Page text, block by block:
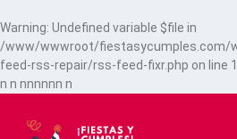
Warning: Undefined variable $file in
/www/wwwroot/fiestasycumples.com/
feed-rss-repair/rss-feed-fixr.php on line
n n nnnnnn n